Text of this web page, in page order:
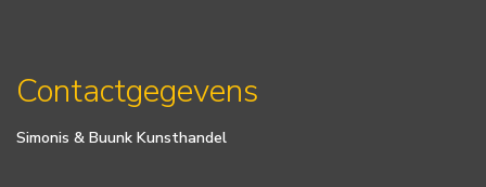
Contactgegevens
Simonis & Buunk Kunsthandel